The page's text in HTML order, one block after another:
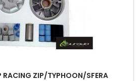
RACING ZIP/TYPHOON/SFERA